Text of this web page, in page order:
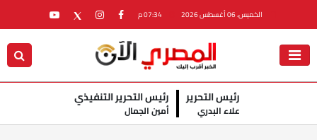
الخميس، 06 أغسطس 2026
رئيس التحرير
علاء البدري
رئيس التحرير التنفيذي
أمين الجمال